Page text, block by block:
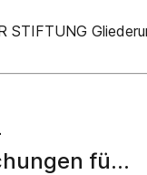
STIFTUNG
für